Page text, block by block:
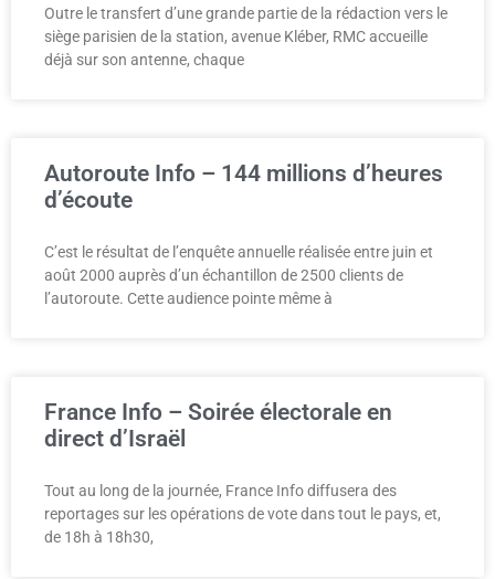
Outre le transfert d’une grande partie de la rédaction vers le
siège parisien de la station, avenue Kléber, RMC accueille
déjà sur son antenne, chaque
Autoroute Info – 144 millions d’heures
d’écoute
C’est le résultat de l’enquête annuelle réalisée entre juin et
août 2000 auprès d’un échantillon de 2500 clients de
l’autoroute. Cette audience pointe même à
France Info – Soirée électorale en
direct d’Israël
Tout au long de la journée, France Info diffusera des
reportages sur les opérations de vote dans tout le pays, et,
de 18h à 18h30,